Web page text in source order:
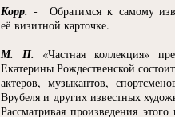
Корр. - Обратимся к самому
её визитной карточке.
М. П. «Частная коллекция»
Екатерины Рождественской
актеров, музыкантов,
Врубеля и других известных
Рассматривая произведения